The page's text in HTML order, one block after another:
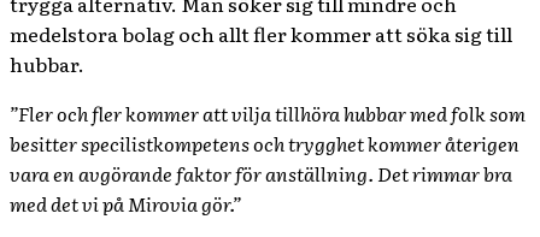
medelstora bolag och allt fler kommer att söka sig till
hubbar.
”Fler och fler kommer att vilja tillhöra hubbar med folk som
besitter specilistkompetens och trygghet kommer återigen
vara en avgörande faktor för anställning. Det rimmar bra
med det vi på Mirovia gör.”